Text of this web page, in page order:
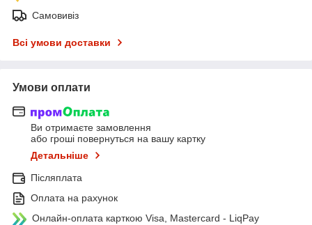
Самовивіз
Всі умови доставки
Умови оплати
Ви отримаєте замовлення
або гроші повернуться на вашу картку
Детальніше
Післяплата
Оплата на рахунок
Онлайн-оплата карткою Visa, Mastercard - LiqPay